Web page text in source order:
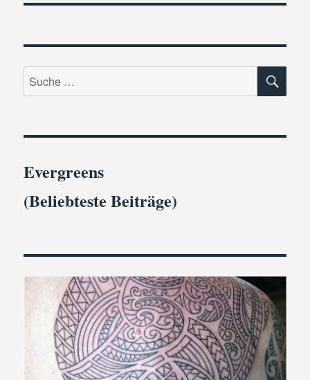
Suche
nach:
Evergreens
(Beliebteste Beiträge)